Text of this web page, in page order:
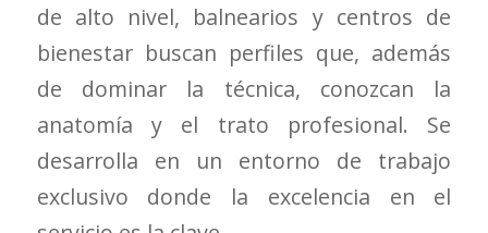
de alto nivel, balnearios y centros de
bienestar buscan perfiles que, además
de dominar la técnica, conozcan la
anatomía y el trato profesional. Se
desarrolla en un entorno de trabajo
exclusivo donde la excelencia en el